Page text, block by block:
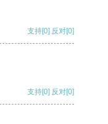
支持[0] 反对[0]
支持[0] 反对[0]